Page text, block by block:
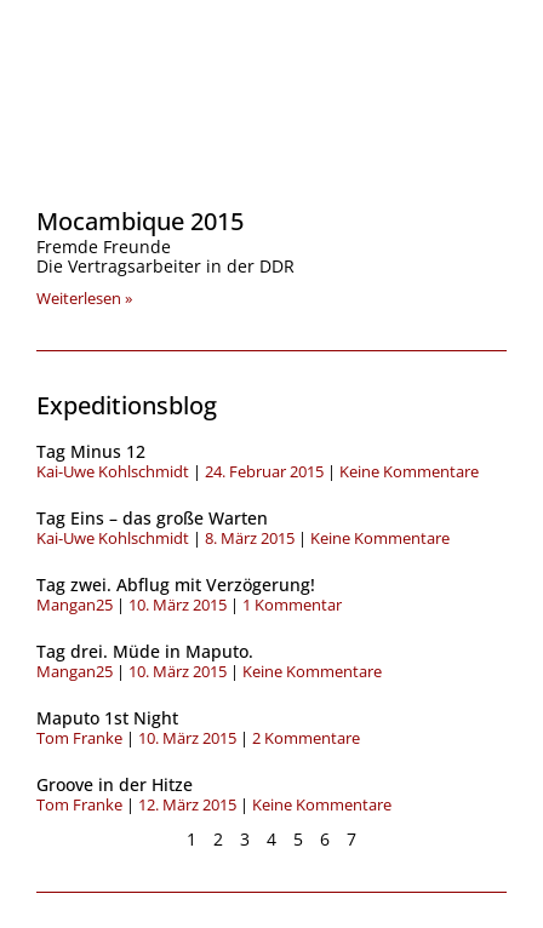
Mocambique 2015
Fremde Freunde
Die Vertragsarbeiter in der DDR
Weiterlesen »
Expeditionsblog
Tag Minus 12
Kai-Uwe Kohlschmidt 24. Februar 2015 Keine Kommentare
Tag Eins – das große Warten
Kai-Uwe Kohlschmidt 8. März 2015 Keine Kommentare
Tag zwei. Abflug mit Verzögerung!
Mangan25 10. März 2015 1 Kommentar
Tag drei. Müde in Maputo.
Mangan25 10. März 2015 Keine Kommentare
Maputo 1st Night
Tom Franke 10. März 2015 2 Kommentare
Groove in der Hitze
Tom Franke 12. März 2015 Keine Kommentare
1 2 3 4 5 6 7